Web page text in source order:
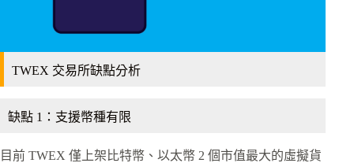
TWEX 交易所缺點分析
缺點 1：支援幣種有限
目前 TWEX 僅上架比特幣、以太幣 2 個市值最大的虛擬貨